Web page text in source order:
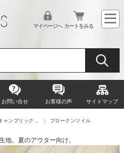
マイページへ カートをみる
お問い合せ お客様の声 サイトマップ
ャンブリック… ブロークンツイル
地。夏のアウター向け。